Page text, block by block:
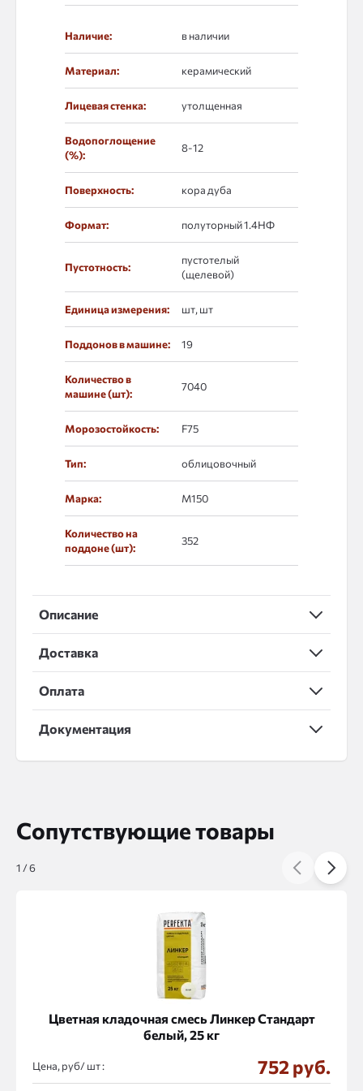
Наличие: в наличии
Материал: керамический
Лицевая стенка: утолщенная
Водопоглощение
(%):
8-12
Поверхность: кора дуба
Формат: полуторный 1.4НФ
Пустотность:
пустотелый
(щелевой)
Единица измерения: шт, шт
Поддонов в машине: 19
Количество в
машине (шт):
7040
Морозостойкость: F75
Тип: облицовочный
Марка: М150
Количество на
поддоне (шт):
352
Описание
Доставка
Оплата
Документация
Сопутствующие товары
Цветная кладочная смесь Линкер Стандарт
белый, 25 кг
Цена, руб/ : 752 руб.
1 /6